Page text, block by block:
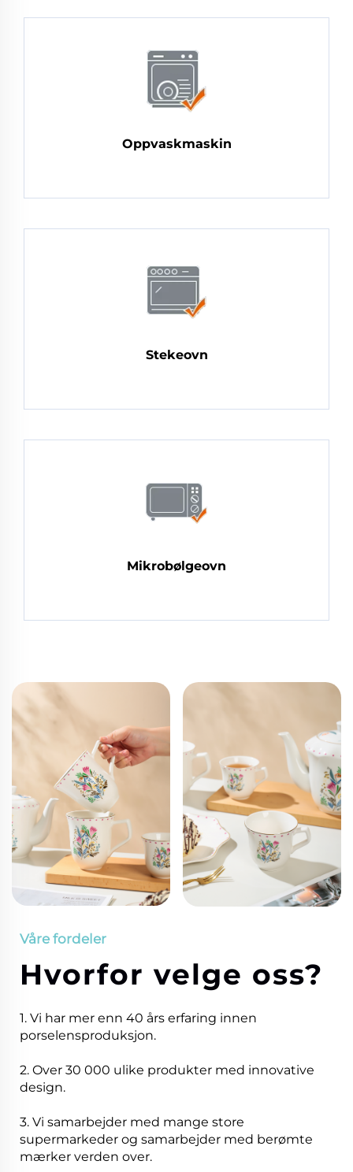
Oppvaskmaskin
Stekeovn
Mikrobølgeovn
Våre fordeler
Hvorfor velge oss?
1. Vi har mer enn 40 års erfaring innen
porselensproduksjon.
2. Over 30 000 ulike produkter med innovative
design.
3. Vi samarbejder med mange store
supermarkeder og samarbejder med berømte
mærker verden over.